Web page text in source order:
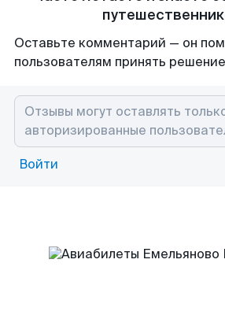
Оставьте комментарий — он
пользователям принять решение
Войти